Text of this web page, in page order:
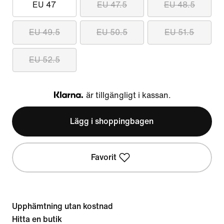
EU 47 EU 47.5 EU 48.5
EU 49.5 EU 50.5 EU 51.5
EU 52.5
Klarna
är tillgängligt i kassan.
Lägg i shoppingbagen
Favorit
Upphämtning utan kostnad
Hitta en butik